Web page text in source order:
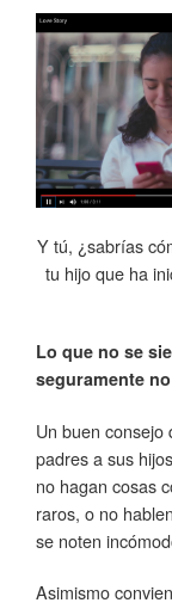
Y tú, ¿sabrías
tu hijo que ha
Lo que no se
seguramente
Un buen consejo
padres a sus
no hagan cosas
raros, o no
se noten
Asimismo